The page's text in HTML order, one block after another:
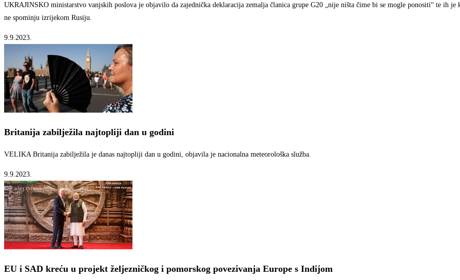
UKRAJINSKO ministarstvo vanjskih poslova je objavilo da zajednička deklaracija zemalja članica grupe G20 „nije ništa čime bi se mogle ponositi“ te ih
ne spominju izrijekom Rusiju.
9.9.2023.
Britanija zabilježila najtopliji dan u godini
VELIKA Britanija zabilježila je danas najtopliji dan u godini, objavila je nacionalna meteorološka služba.
9.9.2023.
EU i SAD kreću u projekt željezničkog i pomorskog povezivanja Europe s Indijom